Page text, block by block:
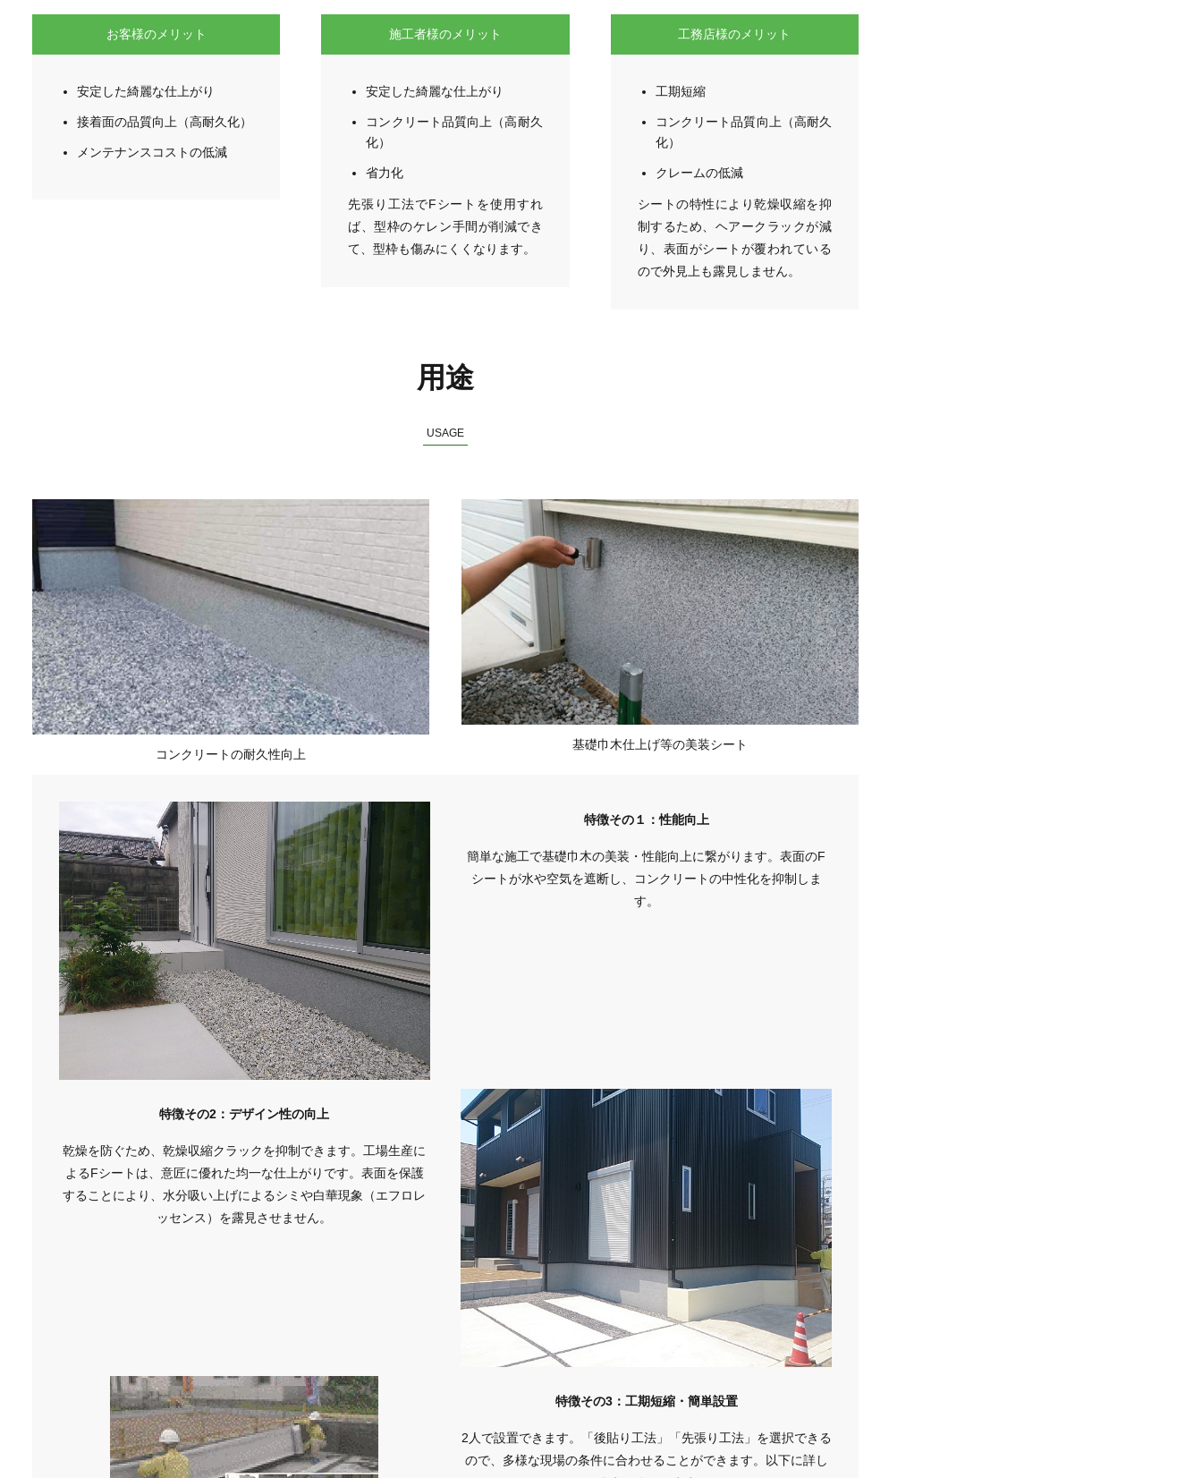
お客様のメリット
安定した綺麗な仕上がり
接着面の品質向上（高耐久化）
メンテナンスコストの低減
施工者様のメリット
安定した綺麗な仕上がり
コンクリート品質向上（高耐久
化）
省力化
先張り工法でFシートを使用すれ
ば、型枠のケレン手間が削減でき
て、型枠も傷みにくくなります。
工務店様のメリット
工期短縮
コンクリート品質向上（高耐久
化）
クレームの低減
シートの特性により乾燥収縮を抑
制するため、ヘアークラックが減
り、表面がシートが覆われている
ので外見上も露見しません。
用途
USAGE
コンクリートの耐久性向上
基礎巾木仕上げ等の美装シート
特徴その１：性能向上
簡単な施工で基礎巾木の美装・性能向上に繋がります。表面のF
シートが水や空気を遮断し、コンクリートの中性化を抑制しま
す。
特徴その2：デザイン性の向上
乾燥を防ぐため、乾燥収縮クラックを抑制できます。工場生産に
よるFシートは、意匠に優れた均一な仕上がりです。表面を保護
することにより、水分吸い上げによるシミや白華現象（エフロレ
ッセンス）を露見させません。
特徴その3：工期短縮・簡単設置
2人で設置できます。「後貼り工法」「先張り工法」を選択できる
ので、多様な現場の条件に合わせることができます。以下に詳し